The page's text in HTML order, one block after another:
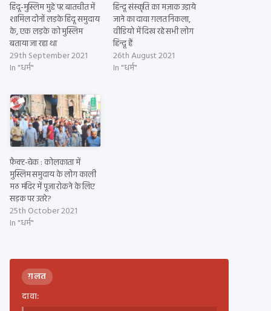
हिंदू-मुस्लिम मुद्दे पर बातचीत में
शामिल दोनों लड़के हिंदू समुदाय
के, एक लड़के को मुस्लिम
बताया जा रहा था
29th September 2021
In "धर्म"
हिन्दू संस्कृति का मज़ाक उड़ाये
जाने का दावा ग़लत निकला,
वीडियो में दिख रहे सभी लोग
हिन्दू हैं
26th August 2021
In "धर्म"
फ़ैक्ट-चेक : कोलकाता में
मुस्लिम समुदाय के लोग काली
मठ मंदिर में पूजा रोकने के लिए
सड़क पर उतरे?
25th October 2021
In "धर्म"
ग़लत
दावा: